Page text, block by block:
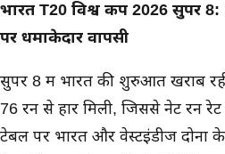
भारत T20 विश्व कप 2026 सुपर 8:
पर धमाकेदार वापसी
सुपर 8 में भारत की शुरुआत खराब
76 रन से हार मिली, जिससे नेट रन
टेबल पर भारत और वेस्टइंडीज दोनों